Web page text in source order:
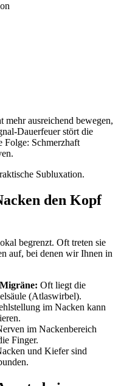
ausreichend bewegen,
Dauerfeuer stört die
Folge: Schmerzhaft
Subluxation.
den Kopf
begrenzt. Oft treten sie
auf, bei denen wir Ihnen in
Oft liegt die
(Atlaswirbel).
im Nacken kann
im Nackenbereich
Finger.
und Kiefer sind